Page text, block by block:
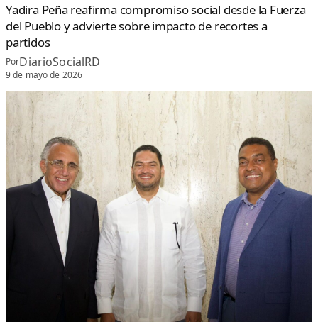
Yadira Peña reafirma compromiso social desde la Fuerza
del Pueblo y advierte sobre impacto de recortes a
partidos
PorDiarioSocialRD
9 de mayo de 2026